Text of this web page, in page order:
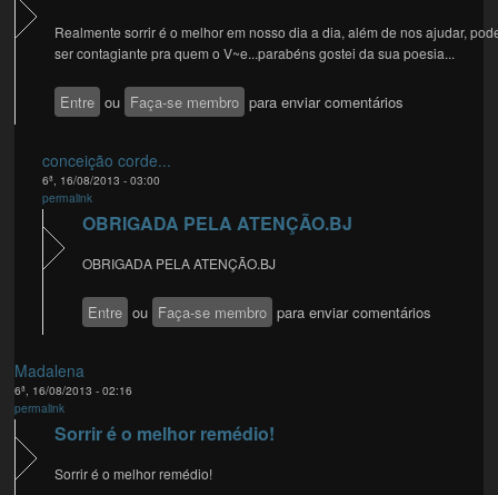
Realmente sorrir é o melhor em nosso dia a dia, além de nos ajudar,
ser contagiante pra quem o V~e...parabéns gostei da sua poesia...
Entre ou Faça-se membro para enviar comentários
conceição corde...
6ª, 16/08/2013 - 03:00
permalink
OBRIGADA PELA ATENÇÃO.BJ
OBRIGADA PELA ATENÇÃO.BJ
Entre ou Faça-se membro para enviar comentários
Madalena
6ª, 16/08/2013 - 02:16
permalink
Sorrir é o melhor remédio!
Sorrir é o melhor remédio!